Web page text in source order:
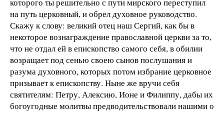
на путь церковный, и обрел духовное руководство.
Скажу к слову: великий отец наш Сергий, как бы в
некоторое вознаграждение православной церкви за то,
что не отдал ей в епископство самого себя, в обилии
возращает под сенью своею сынов послушания и
разума духовного, которых потом избрание церковное
призывает к епископству. Ныне же вручи себя
святителям: Петру, Алексию, Ионе и Филиппу, дабы их
богоугодные молитвы предводительствовали нашими о